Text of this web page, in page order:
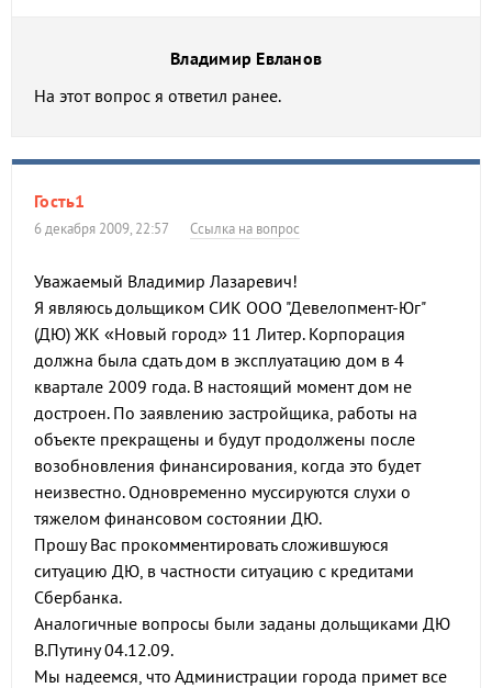
Владимир Евланов
На этот вопрос я ответил ранее.
Гость1
6 декабря 2009, 22:57 Ссылка на вопрос
Уважаемый Владимир Лазаревич!
Я являюсь дольщиком СИК ООО "Девелопмент-Юг"
(ДЮ) ЖК «Новый город» 11 Литер. Корпорация
должна была сдать дом в эксплуатацию дом в 4
квартале 2009 года. В настоящий момент дом не
достроен. По заявлению застройщика, работы на
объекте прекращены и будут продолжены после
возобновления финансирования, когда это будет
неизвестно. Одновременно муссируются слухи о
тяжелом финансовом состоянии ДЮ.
Прошу Вас прокомментировать сложившуюся
ситуацию ДЮ, в частности ситуацию с кредитами
Сбербанка.
Аналогичные вопросы были заданы дольщиками ДЮ
В.Путину 04.12.09.
Мы надеемся, что Администрации города примет все